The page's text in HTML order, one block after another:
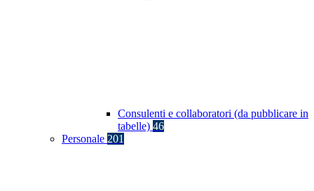
Consulenti e collaboratori (da pubblicare in
tabelle) 46
Personale 201